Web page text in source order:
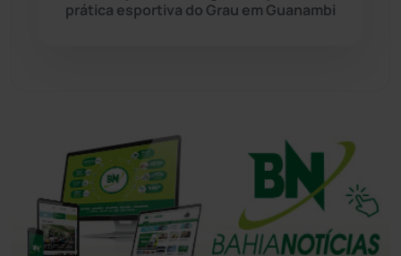
Urandi (155)
prática esportiva do Grau em Guanambi